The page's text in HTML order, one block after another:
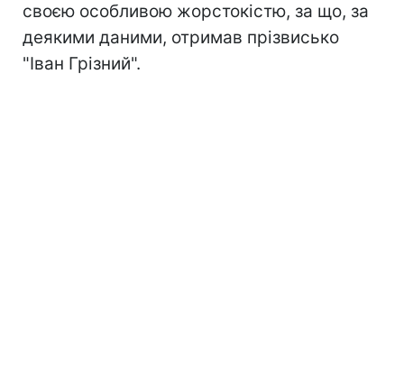
своєю особливою жорстокістю, за що, за
деякими даними, отримав прізвисько
"Іван Грізний".